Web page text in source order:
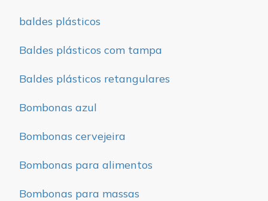
baldes plásticos
Baldes plásticos com tampa
Baldes plásticos retangulares
Bombonas azul
Bombonas cervejeira
Bombonas para alimentos
Bombonas para massas